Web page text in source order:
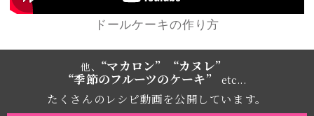
ドールケーキの作り方
他、 “マカロン” “カヌレ”
“季節のフルーツのケーキ”etc...
たくさんのレシピ動画を公開しています。